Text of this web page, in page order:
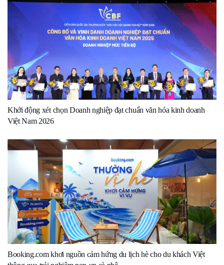
Khởi động xét chọn Doanh nghiệp đạt chuẩn văn hóa kinh doanh
Việt Nam 2026
Booking.com khơi nguồn cảm hứng du lịch hè cho du khách Việt